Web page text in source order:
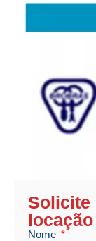
Solicite
locação
Nome